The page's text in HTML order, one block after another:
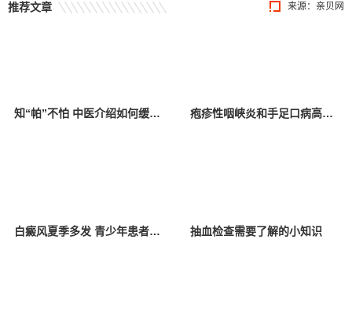
来源： 亲贝网
推荐文章
知“帕”不怕 中医介绍如何缓解帕金森病症状 疱疹性咽峡炎和手足口病高发，学龄前儿童是高危人群
白癜风夏季多发 青少年患者综合治疗正当时 抽血检查需要了解的小知识